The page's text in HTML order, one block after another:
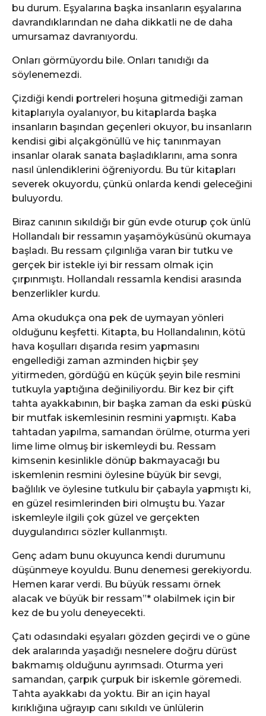
bu durum. Eşyalarına başka insanların eşyalarına
davrandıklarından ne daha dikkatli ne de daha
umursamaz davranıyordu.
Onları görmüyordu bile. Onları tanıdığı da
söylenemezdi.
Çizdiği kendi portreleri hoşuna gitmediği zaman
kitaplarıyla oyalanıyor, bu kitaplarda başka
insanların başından geçenleri okuyor, bu insanların
kendisi gibi alçakgönüllü ve hiç tanınmayan
insanlar olarak sanata başladıklarını, ama sonra
nasıl ünlendiklerini öğreniyordu. Bu tür kitapları
severek okuyordu, çünkü onlarda kendi geleceğini
buluyordu.
Biraz canının sıkıldığı bir gün evde oturup çok ünlü
Hollandalı bir ressamın yaşamöyküsünü okumaya
başladı. Bu ressam çılgınlığa varan bir tutku ve
gerçek bir istekle iyi bir ressam olmak için
çırpınmıştı. Hollandalı ressamla kendisi arasında
benzerlikler kurdu.
Ama okudukça ona pek de uymayan yönleri
olduğunu keşfetti. Kitapta, bu Hollandalının, kötü
hava koşulları dışarıda resim yapmasını
engellediği zaman azminden hiçbir şey
yitirmeden, gördüğü en küçük şeyin bile resmini
tutkuyla yaptığına değiniliyordu. Bir kez bir çift
tahta ayakkabının, bir başka zaman da eski püskü
bir mutfak iskemlesinin resmini yapmıştı. Kaba
tahtadan yapılma, samandan örülme, oturma yeri
lime lime olmuş bir iskemleydi bu. Ressam
kimsenin kesinlikle dönüp bakmayacağı bu
iskemlenin resmini öylesine büyük bir sevgi,
bağlılık ve öylesine tutkulu bir çabayla yapmıştı ki,
en güzel resimlerinden biri olmuştu bu. Yazar
iskemleyle ilgili çok güzel ve gerçekten
duygulandırıcı sözler kullanmıştı.
Genç adam bunu okuyunca kendi durumunu
düşünmeye koyuldu. Bunu denemesi gerekiyordu.
Hemen karar verdi. Bu büyük ressamı örnek
alacak ve büyük bir ressam”* olabilmek için bir
kez de bu yolu deneyecekti.
Çatı odasındaki eşyaları gözden geçirdi ve o güne
dek aralarında yaşadığı nesnelere doğru dürüst
bakmamış olduğunu ayrımsadı. Oturma yeri
samandan, çarpık çurpuk bir iskemle göremedi.
Tahta ayakkabı da yoktu. Bir an için hayal
kırıklığına uğrayıp canı sıkıldı ve ünlülerin